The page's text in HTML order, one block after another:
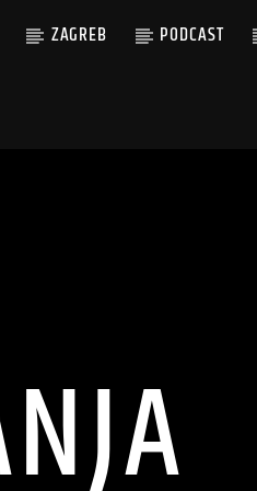
ZAGREB PODCAST